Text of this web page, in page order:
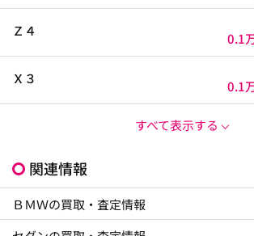
Ｚ４ 0.1
Ｘ３ 0.1
すべて表示する
関連情報
ＢＭＷの買取・査定情報